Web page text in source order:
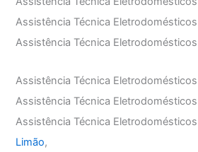
Assistência Técnica
Assistência Técnica
Assistência Técnica
Assistência Técnica
Assistência Técnica
Limão,